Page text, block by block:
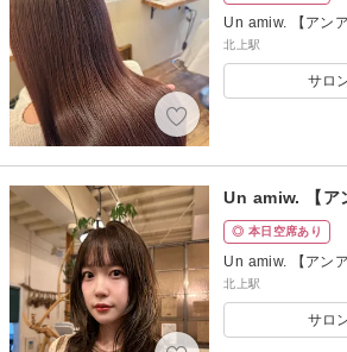
Un amiw. 【アンア
北上駅
サロ
Un amiw. 【ア
◎ 本日空席あり
Un amiw. 【アンア
北上駅
サロ